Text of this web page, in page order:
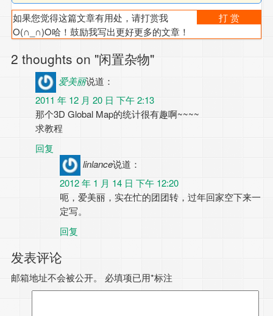
打 赏
如果您觉得这篇文章有用处，请打赏我
O(∩_∩)O哈！鼓励我写出更好更多的文章！
2 thoughts on "闲置杂物"
爱美丽说道：
2011 年 12 月 20 日 下午 2:13
那个3D Global Map的统计很有趣啊~~~~
求教程
回复
linlance说道：
2012 年 1 月 14 日 下午 12:20
呃，爱美丽，实在忙的团团转，过年回家空下来一
定写。
回复
发表评论
邮箱地址不会被公开。 必填项已用*标注